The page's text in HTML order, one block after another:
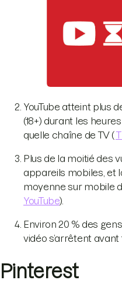
YouTube atteint plus
(18+) durant les
quelle chaîne de TV (
Plus de la moitié des
appareils mobiles, et
moyenne sur mobile
YouTube).
Environ 20 % des
vidéo s’arrêtent avant
Pinterest